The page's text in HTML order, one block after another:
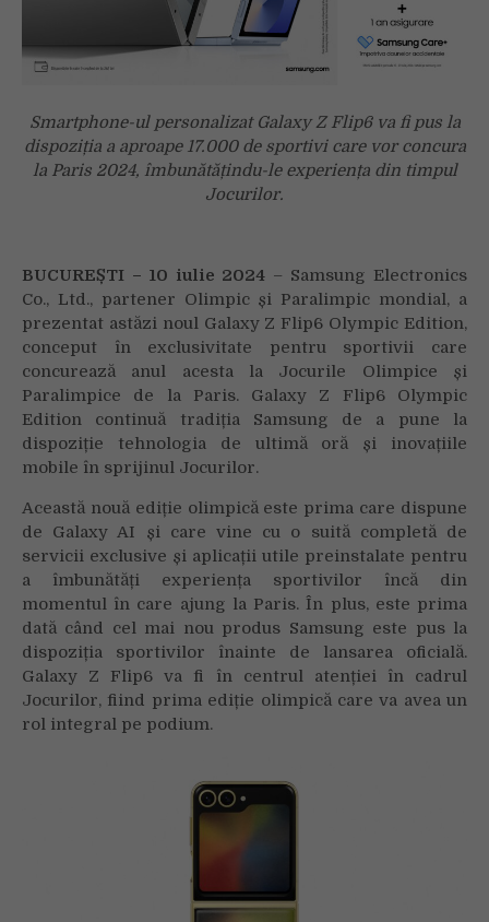
pentru
sportivii
Olimpice
și
Paralimpice
la
Paris
Smartphone-ul personalizat Galaxy Z Flip6 va fi pus la
dispoziția a aproape 17.000 de sportivi care vor concura
la Paris 2024, îmbunătățindu-le experiența din timpul
Jocurilor.
BUCUREȘTI – 10 iulie 2024 – Samsung Electronics
Co., Ltd., partener Olimpic și Paralimpic mondial, a
prezentat astăzi noul Galaxy Z Flip6 Olympic Edition,
conceput în exclusivitate pentru sportivii care
concurează anul acesta la Jocurile Olimpice și
Paralimpice de la Paris. Galaxy Z Flip6 Olympic
Edition continuă tradiția Samsung de a pune la
dispoziție tehnologia de ultimă oră și inovațiile
mobile în sprijinul Jocurilor.
Această nouă ediție olimpică este prima care dispune
de Galaxy AI și care vine cu o suită completă de
servicii exclusive și aplicații utile preinstalate pentru
a îmbunătăți experiența sportivilor încă din
momentul în care ajung la Paris. În plus, este prima
dată când cel mai nou produs Samsung este pus la
dispoziția sportivilor înainte de lansarea oficială.
Galaxy Z Flip6 va fi în centrul atenției în cadrul
Jocurilor, fiind prima ediție olimpică care va avea un
rol integral pe podium.